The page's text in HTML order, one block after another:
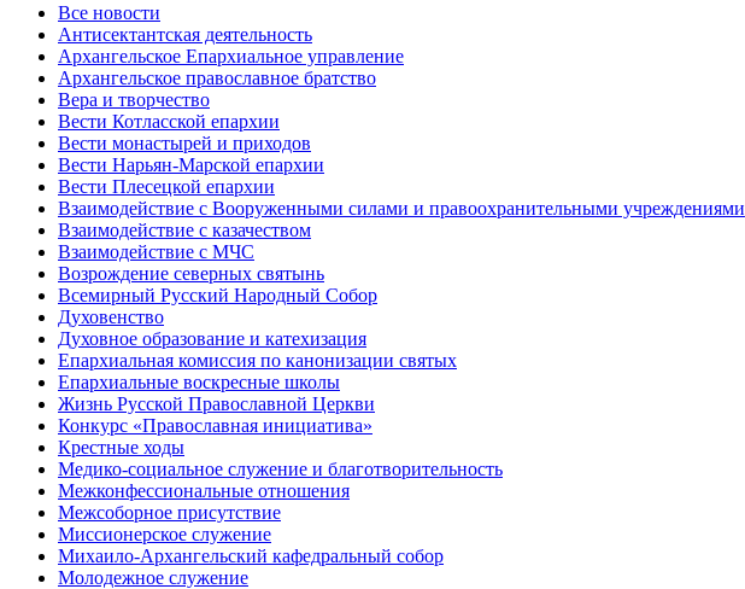
Все новости
Антисектантская деятельность
Архангельское Епархиальное управление
Архангельское православное братство
Вера и творчество
Вести Котласской епархии
Вести монастырей и приходов
Вести Нарьян-Марской епархии
Вести Плесецкой епархии
Взаимодействие с Вооруженными силами и правоохранительными учреждениями
Взаимодействие с казачеством
Взаимодействие с МЧС
Возрождение северных святынь
Всемирный Русский Народный Собор
Духовенство
Духовное образование и катехизация
Епархиальная комиссия по канонизации святых
Епархиальные воскресные школы
Жизнь Русской Православной Церкви
Конкурс «Православная инициатива»
Крестные ходы
Медико-социальное служение и благотворительность
Межконфессиональные отношения
Межсоборное присутствие
Миссионерское служение
Михаило-Архангельский кафедральный собор
Молодежное служение